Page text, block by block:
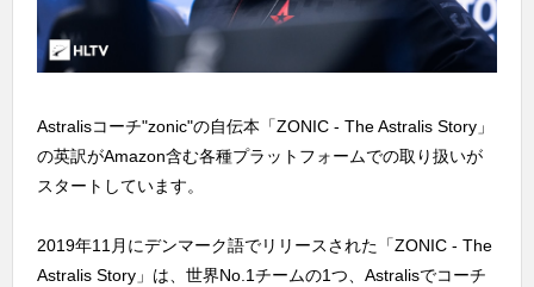
Astralisコーチ"zonic"の自伝本「ZONIC - The Astralis Story」
の英訳がAmazon含む各種プラットフォームでの取り扱いが
スタートしています。
2019年11月にデンマーク語でリリースされた「ZONIC - The
Astralis Story」は、世界No.1チームの1つ、Astralisでコーチ